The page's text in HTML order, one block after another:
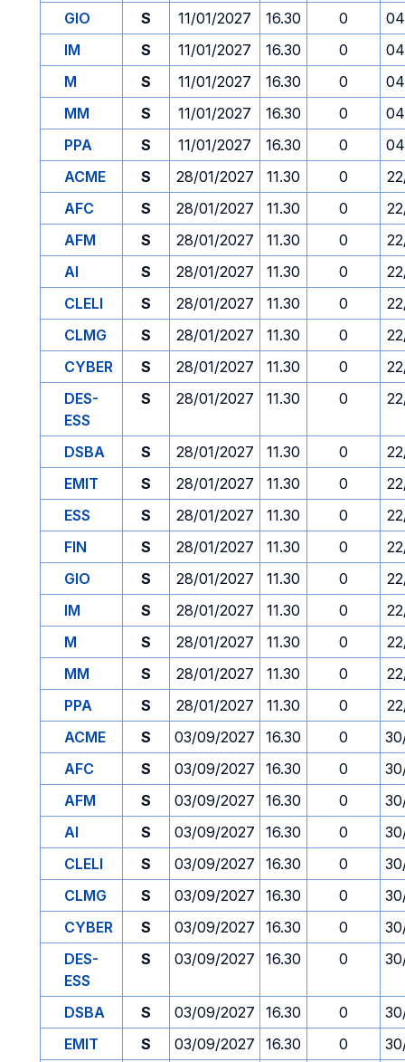
GIO
S 11/01/2027 16.30 0
IM
S 11/01/2027 16.30 0
M
S 11/01/2027 16.30 0
MM
S 11/01/2027 16.30 0
PPA
S 11/01/2027 16.30 0
ACME
S 28/01/2027 11.30 0
AFC
S 28/01/2027 11.30 0
AFM
S 28/01/2027 11.30 0
AI
S 28/01/2027 11.30 0
CLELI
S 28/01/2027 11.30 0
CLMG
S 28/01/2027 11.30 0
CYBER
S 28/01/2027 11.30 0
DES-
ESS
S 28/01/2027 11.30 0
DSBA S 28/01/2027 11.30 0
EMIT
S 28/01/2027 11.30 0
ESS
S 28/01/2027 11.30 0
FIN
S 28/01/2027 11.30 0
GIO
S 28/01/2027 11.30 0
IM
S 28/01/2027 11.30 0
M
S 28/01/2027 11.30 0
MM
S 28/01/2027 11.30 0
PPA
S 28/01/2027 11.30 0
ACME
S 03/09/2027 16.30 0
AFC
S 03/09/2027 16.30 0
AFM
S 03/09/2027 16.30 0
AI
S 03/09/2027 16.30 0
CLELI
S 03/09/2027 16.30 0
CLMG
S 03/09/2027 16.30 0
CYBER
S 03/09/2027 16.30 0
DES-
ESS
S 03/09/2027 16.30 0
DSBA S 03/09/2027 16.30 0
EMIT
S 03/09/2027 16.30 0